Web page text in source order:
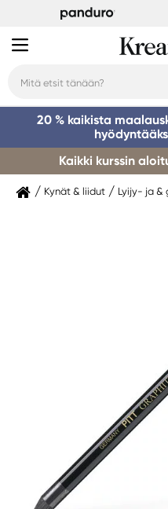
20 % kaikista
Kaikki kurssin
Kynät & liidut Lyijy- ja &